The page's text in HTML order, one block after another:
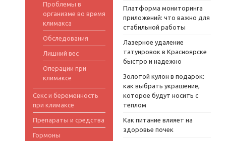
Проблемы в
организме во время
климакса
Обследования
Лишний вес
Операции при
климаксе
Секс и беременность
при климаксе
Препараты и средства
Гормоны
Платформа мониторинга
приложений: что важно для
стабильной работы
Лазерное удаление
татуировок в Красноярске
быстро и надежно
Золотой кулон в подарок:
как выбрать украшение,
которое будут носить с
теплом
Как питание влияет на
здоровье почек